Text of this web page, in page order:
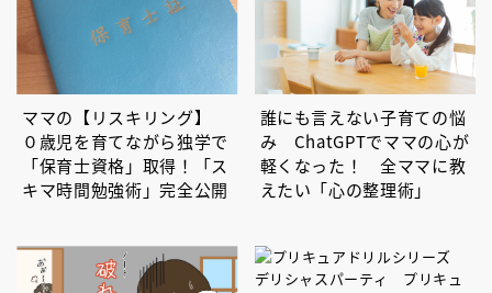
ママの【リスキリング】
０歳児を育てながら独学で
「保育士資格」取得！「ス
キマ時間勉強術」完全公開
誰にも言えない子育ての悩
み ChatGPTでママの心が
軽くなった！ 全ママに教
えたい「心の整理術」